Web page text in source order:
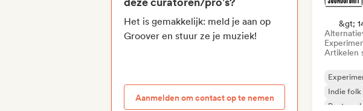
Het is gemakkelijk: meld je aan op
Groover en stuur ze je muziek!
Aanmelden om contact op te nemen
&gt;
Artikelen
Indie folk
Post punk